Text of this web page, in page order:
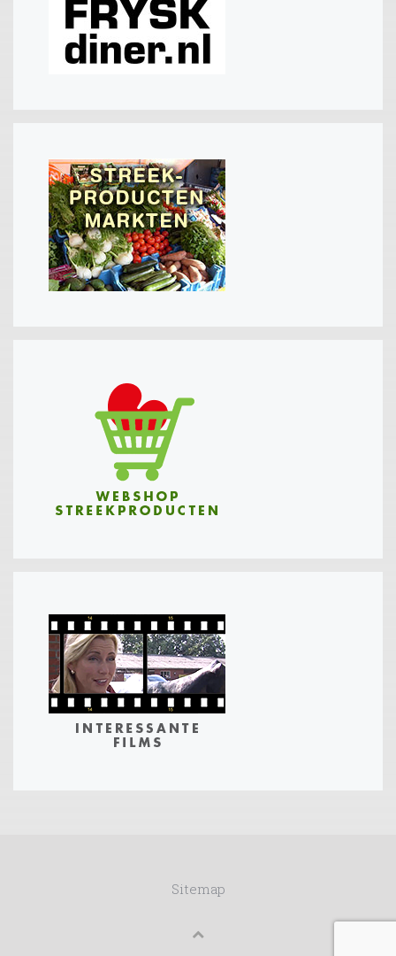
Sitemap